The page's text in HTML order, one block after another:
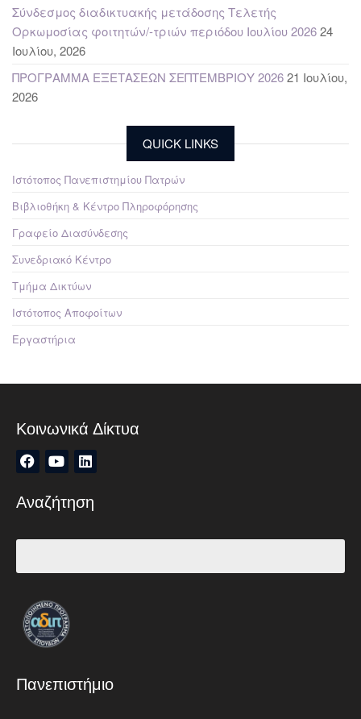
Σύνδεσμος διαδικτυακής μετάδοσης Τελετής
Ορκωμοσίας φοιτητών/-τριών περιόδου Ιουλίου 202624
Ιουλίου, 2026
ΠΡΟΓΡΑΜΜΑ ΕΞΕΤΑΣΕΩΝ ΣΕΠΤΕΜΒΡΙΟΥ 202621 Ιουλίου,
2026
QUICK LINKS
Ιστότοπος Πανεπιστημίου Πατρών
Βιβλιοθήκη & Κέντρο Πληροφόρησης
Γραφείο Διασύνδεσης
Συνεδριακό Κέντρο
Τμήμα Δικτύων
Ιστότοπος Αποφοίτων
Εργαστήρια
Κοινωνικά Δίκτυα
Αναζήτηση
Πανεπιστήμιο